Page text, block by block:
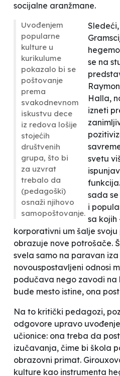
socijalne aranžmane.
Uvođenjem
popularne
kulture u
kurikulume
pokazalo bi se
poštovanje
prema
svakodnevnom
iskustvu dece
iz redova lošije
stojećih
društvenih
grupa, što bi
za uzvrat
trebalo da
(pedagoški)
osnaži njihovo
samopoštovanje.
se na
Halla,
izneti
svetu
sada
i
sa kojih
korporativni um šalje
obrazuje nove potrošače.
svela samo na paravan
novouspostavljeni odnosi
podučava nego zavodi na
bude mesto istine, ona
Na to kritički pedagozi,
odgovore upravo
učionice: ona treba da
izučavanja, čime bi škola
obrazovni primat.
kulture kao instrumenta